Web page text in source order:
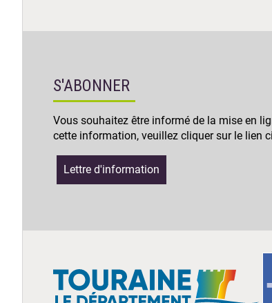
S'ABONNER
Vous souhaitez être informé de la mise en
cette information, veuillez cliquer sur le lien
Lettre d'information